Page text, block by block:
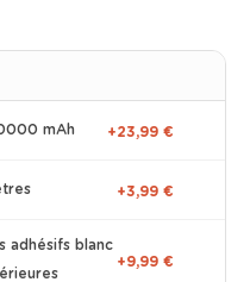
mAh +23,99 €
+3,99 €
adhésifs blanc
+9,99 €